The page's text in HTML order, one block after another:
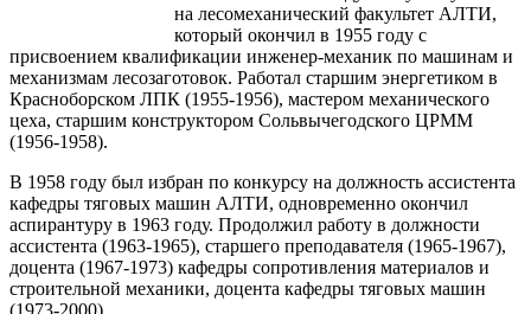
на лесомеханический факультет АЛТИ,
который окончил в 1955 году с
присвоением квалификации инженер-механик по машинам и
механизмам лесозаготовок. Работал старшим энергетиком в
Красноборском ЛПК (1955-1956), мастером механического
цеха, старшим конструктором Сольвычегодского ЦРММ
(1956-1958).
В 1958 году был избран по конкурсу на должность ассистента
кафедры тяговых машин АЛТИ, одновременно окончил
аспирантуру в 1963 году. Продолжил работу в должности
ассистента (1963-1965), старшего преподавателя (1965-1967),
доцента (1967-1973) кафедры сопротивления материалов и
строительной механики, доцента кафедры тяговых машин
(1973-2000).